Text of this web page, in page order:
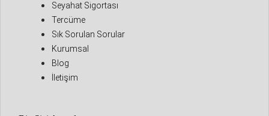
Seyahat Sigortası
Tercüme
Sık Sorulan Sorular
Kurumsal
Blog
İletişim